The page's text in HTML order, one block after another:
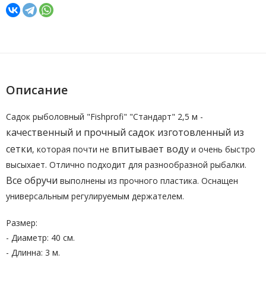
Описание
Садок рыболовный "Fishprofi" "Стандарт" 2,5 м -
качественный и прочный садок изготовленный из
сетки, которая почти не впитывает воду и очень быстро
высыхает. Отлично подходит для разнообразной рыбалки.
Все обручи выполнены из прочного пластика. Оснащен
универсальным регулируемым держателем.
Размер:
- Диаметр: 40 см.
- Длинна: 3 м.